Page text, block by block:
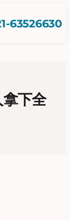
63526630
下全